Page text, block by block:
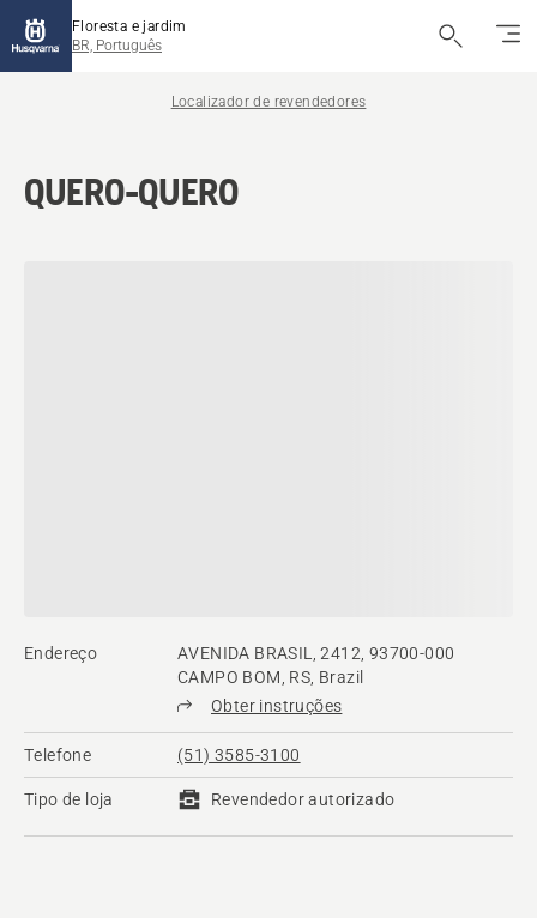
Floresta e jardim
BR, Português
Localizador de revendedores
QUERO-QUERO
Endereço
AVENIDA BRASIL, 2412, 93700-000
CAMPO BOM, RS, Brazil
Obter instruções
Telefone (51) 3585-3100
Tipo de loja Revendedor autorizado